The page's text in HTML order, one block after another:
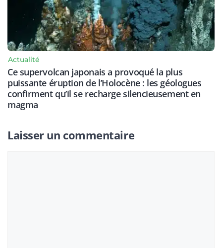
Actualité
Ce supervolcan japonais a provoqué la plus
puissante éruption de l’Holocène : les géologues
confirment qu’il se recharge silencieusement en
magma
Laisser un commentaire